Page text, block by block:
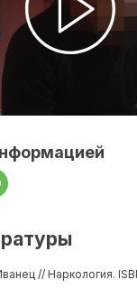
// Наркология.